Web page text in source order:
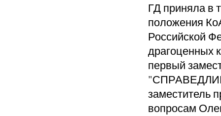
ГД приняла в
положения
Российской
драгоценных
первый
заместитель
вопросам